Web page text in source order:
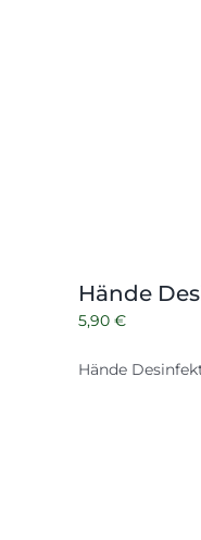
Hände
5,90 €
Hände